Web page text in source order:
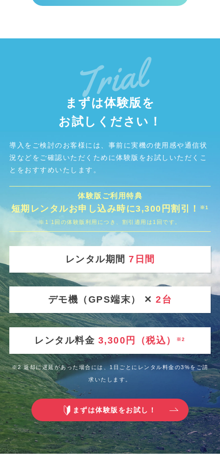
Trial
まずは体験版を
お試しください！
導入をご検討のお客様には、事前に実機の使用感や通信状
況などをご確認いただくために体験版をお試しいただくこ
とをおすすめいたします。
体験版ご利用特典
短期レンタルお申し込み時に3,300円割引！ ※1
※1 1回の体験版利用につき、割引適用は1回です。
レンタル期間 7日間
デモ機（GPS端末） ✕2台
レンタル料金 3,300円（税込） ※2
※2 返却に遅延があった場合には、1日ごとにレンタル料金の3%をご請
求いたします。
まずは体験版をお試し！